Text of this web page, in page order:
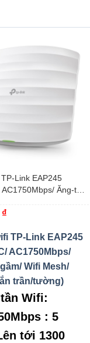
Link EAP245
Ăng-ten
₫
TP-Link EAP245
AC1750Mbps/
Wifi Mesh/
trần/tường)
Wifi:
: 5
tới 1300